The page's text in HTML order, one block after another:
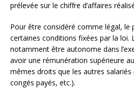
prélevée sur le chiffre d’affaires
Pour être considéré comme légal,
certaines conditions fixées par la loi.
notamment être autonome dans
avoir une rémunération supérieure
mêmes droits que les autres
congés payés, etc.).